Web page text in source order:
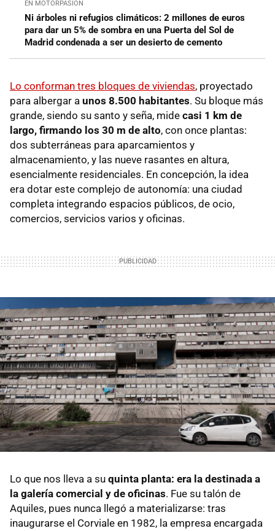
EN MOTORPASIÓN
Ni árboles ni refugios climáticos: 2 millones de euros
para dar un 5% de sombra en una Puerta del Sol de
Madrid condenada a ser un desierto de cemento
Lo conforman tres bloques de viviendas, proyectado
para albergar a unos 8.500 habitantes. Su bloque más
grande, siendo su santo y seña, mide casi 1 km de
largo, firmando los 30 m de alto, con once plantas:
dos subterráneas para aparcamientos y
almacenamiento, y las nueve rasantes en altura,
esencialmente residenciales. En concepción, la idea
era dotar este complejo de autonomía: una ciudad
completa integrando espacios públicos, de ocio,
comercios, servicios varios y oficinas.
Lo que nos lleva a su quinta planta: era la destinada a
la galería comercial y de oficinas. Fue su talón de
Aquiles, pues nunca llegó a materializarse: tras
inaugurarse el Corviale en 1982, la empresa encargada